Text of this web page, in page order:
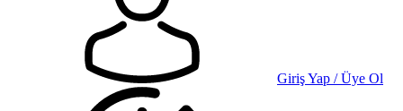
Giriş Yap / Üye Ol